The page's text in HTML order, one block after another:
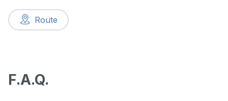
Route
F.A.Q.